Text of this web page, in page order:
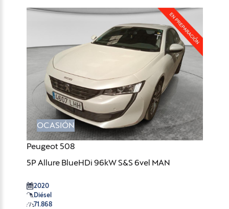
OCASIÓN
Peugeot 508
5P Allure BlueHDi 96kW S&S 6vel MAN
2020
Diésel
71.868